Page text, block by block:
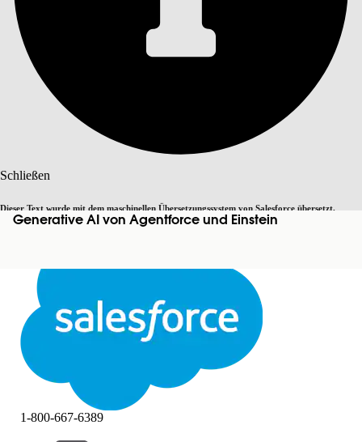
Schließen
Dieser Text wurde mit dem maschinellen Übersetzungssystem von Salesforce übersetzt.
Weitere Details finden Sie hier. Zu Englisch wechseln Nicht jetzt
Schließen
Generative AI von Agentforce und Einstein
1-800-667-6389